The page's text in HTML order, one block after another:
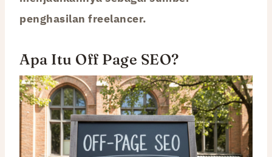
penghasilan freelancer.
Apa Itu Off Page SEO?